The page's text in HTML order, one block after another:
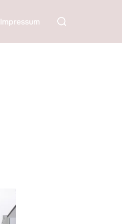
Impressum
Suchen